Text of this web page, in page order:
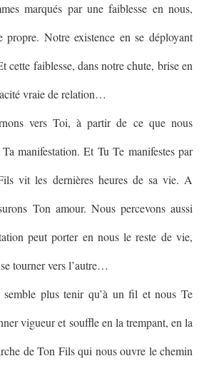
marqués par une faiblesse en nous,
propre. Notre existence en se déployant
cette faiblesse, dans notre chute, brise en
vraie de relation…
vers Toi, à partir de ce que nous
manifestation. Et Tu Te manifestes par
vit les dernières heures de sa vie. A
Ton amour. Nous percevons aussi
peut porter en nous le reste de vie,
tourner vers l’autre…
plus tenir qu’à un fil et nous Te
vigueur et souffle en la trempant, en la
de Ton Fils qui nous ouvre le chemin